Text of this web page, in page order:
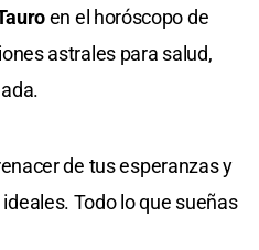
en el horóscopo de
astrales para salud,
de tus esperanzas y
Todo lo que sueñas